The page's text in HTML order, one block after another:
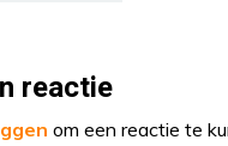
reactie
om een reactie te